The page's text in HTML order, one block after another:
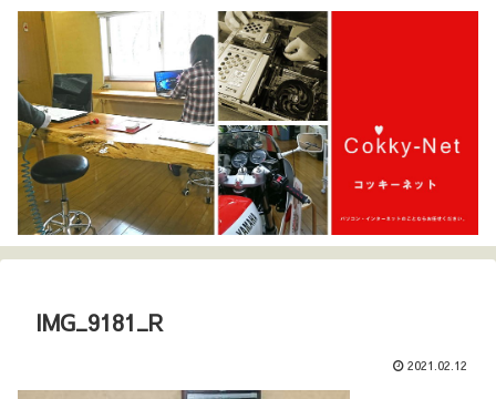
IMG_9181_R
2021.02.12